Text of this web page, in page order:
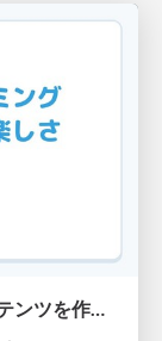
子ども向けのプログラミング学習コンテンツを作る楽しさ / CODE-RAVE vol-2